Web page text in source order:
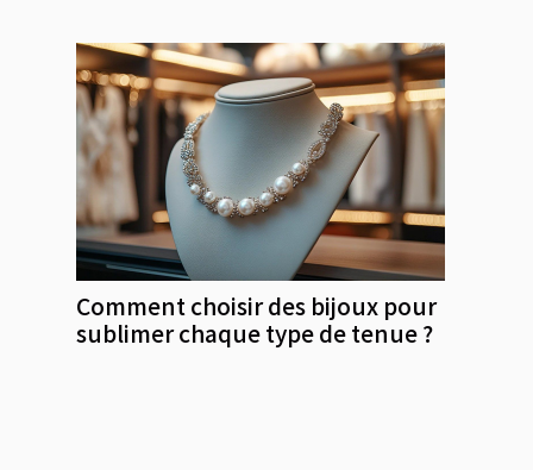
Comment choisir des bijoux pour
sublimer chaque type de tenue ?